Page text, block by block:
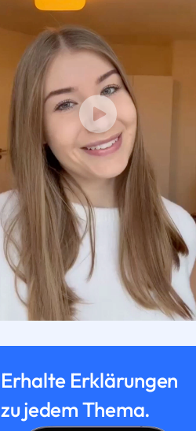
Erhalte Erklärungen
zu jedem Thema.